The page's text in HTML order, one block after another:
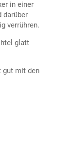
in einer
darüber
verrühren.
glatt
gut mit den